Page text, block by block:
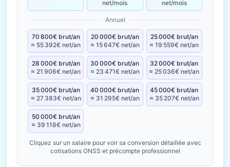
net/mois
net/mois
Annuel
70 800€ brut/an
≈ 55 392€ net/an
20 000€ brut/an
≈ 15 647€ net/an
25 000€ brut/an
≈ 19 559€ net/an
28 000€ brut/an
≈ 21 906€ net/an
30 000€ brut/an
≈ 23 471€ net/an
32 000€ brut/an
≈ 25 036€ net/an
35 000€ brut/an
≈ 27 383€ net/an
40 000€ brut/an
≈ 31 295€ net/an
45 000€ brut/an
≈ 35 207€ net/an
50 000€ brut/an
≈ 39 118€ net/an
Cliquez sur un salaire pour voir sa conversion détaillée avec
cotisations ONSS et précompte professionnel